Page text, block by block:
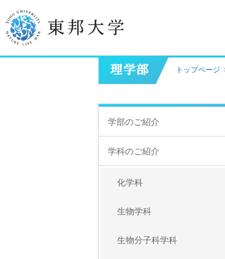
学長挨拶
建学の精
東邦大
トップページ
学部のご紹介
学科のご紹介
化学科
生物学科
生物分子科学科